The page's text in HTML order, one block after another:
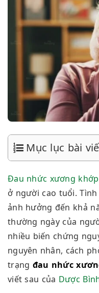
Mục lục bài
Đau nhức xương khớp
ở người cao tuổi.
ảnh hưởng đến khả
thường ngày của
nhiều biến chứng
nguyên nhân, cách
trạng đau nhức
viết sau của Dược